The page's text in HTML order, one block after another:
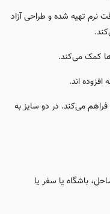
نرم تهیه شده و طراحی آزاد
کمک می‌کند.
اند.
می‌کند. در دو سایز به
باشگاه یا سفر یا